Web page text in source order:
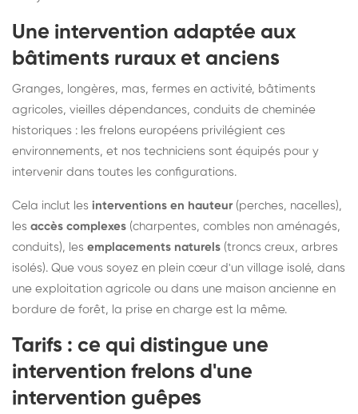
Une intervention adaptée aux
bâtiments ruraux et anciens
Granges, longères, mas, fermes en activité, bâtiments
agricoles, vieilles dépendances, conduits de cheminée
historiques : les frelons européens privilégient ces
environnements, et nos techniciens sont équipés pour y
intervenir dans toutes les configurations.
Cela inclut les interventions en hauteur (perches, nacelles),
les accès complexes (charpentes, combles non aménagés,
conduits), les emplacements naturels (troncs creux, arbres
isolés). Que vous soyez en plein cœur d'un village isolé, dans
une exploitation agricole ou dans une maison ancienne en
bordure de forêt, la prise en charge est la même.
Tarifs : ce qui distingue une
intervention frelons d'une
intervention guêpes